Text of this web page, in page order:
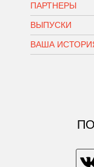
ПАРТНЕРЫ
ВЫПУСКИ
ВАША